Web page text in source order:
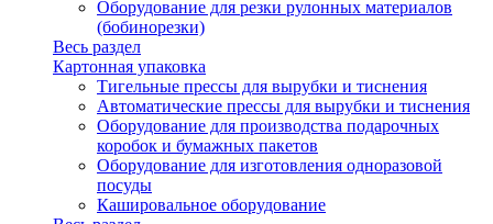
Оборудование для резки рулонных материалов
(бобинорезки)
Весь раздел
Картонная упаковка
Тигельные прессы для вырубки и тиснения
Автоматические прессы для вырубки и тиснения
Оборудование для производства подарочных
коробок и бумажных пакетов
Оборудование для изготовления одноразовой
посуды
Кашировальное оборудование